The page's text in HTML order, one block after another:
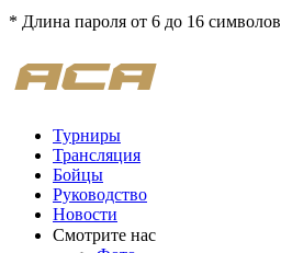
* Длина пароля от 6 до 16 символов
Турниры
Трансляция
Бойцы
Руководство
Новости
Смотрите нас